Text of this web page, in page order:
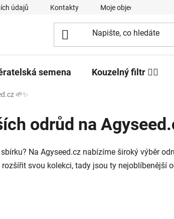
údajů Kontakty Moje objednávka
semena Kouzelný filtr 🧙‍♂️
🌱✨
odrůd na
Na Agyseed.cz nabízíme široký výběr
svou kolekci, tady jsou ty nejoblíbenější